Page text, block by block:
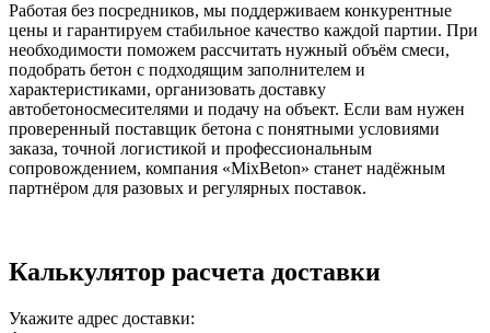
Работая без посредников, мы поддерживаем конкурентные
цены и гарантируем стабильное качество каждой партии. При
необходимости поможем рассчитать нужный объём смеси,
подобрать бетон с подходящим заполнителем и
характеристиками, организовать доставку
автобетоносмесителями и подачу на объект. Если вам нужен
проверенный поставщик бетона с понятными условиями
заказа, точной логистикой и профессиональным
сопровождением, компания «MixBeton» станет надёжным
партнёром для разовых и регулярных поставок.
Калькулятор расчета доставки
Укажите адрес доставки: